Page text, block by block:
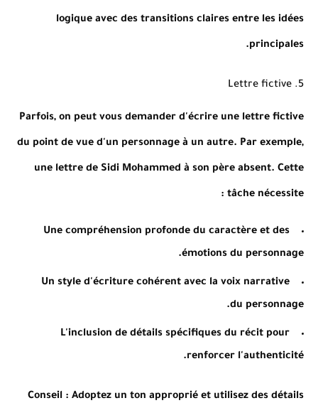
logique avec des transitions claires entre les idées
principales.
5. Lettre fictive
Parfois, on peut vous demander d'écrire une lettre fictive
du point de vue d'un personnage à un autre. Par exemple,
une lettre de Sidi Mohammed à son père absent. Cette
tâche nécessite :
Une compréhension profonde du caractère et des
émotions du personnage.
Un style d'écriture cohérent avec la voix narrative
du personnage.
L'inclusion de détails spécifiques du récit pour
renforcer l'authenticité.
Conseil : Adoptez un ton approprié et utilisez des détails